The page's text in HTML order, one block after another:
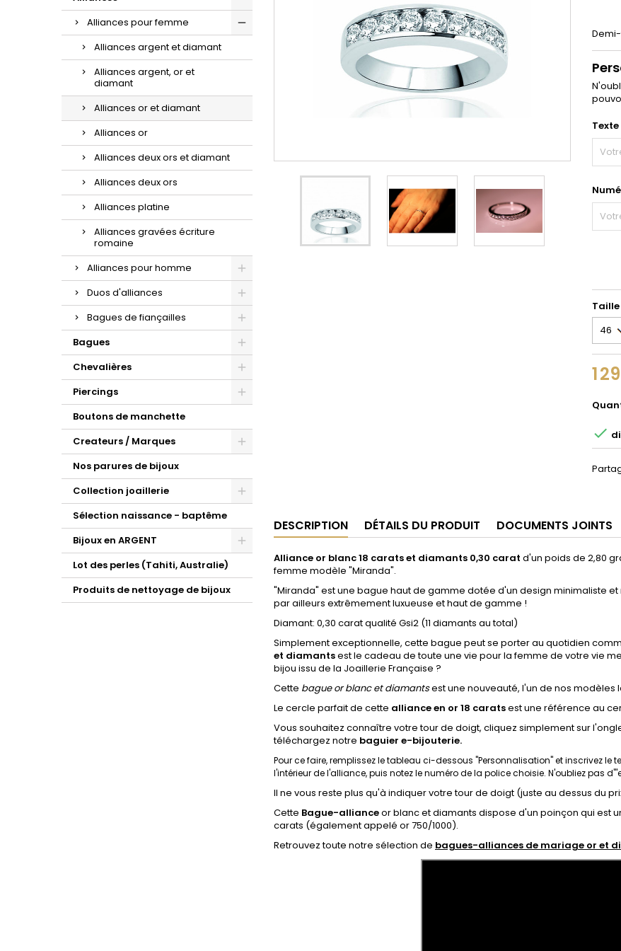
d'oreilles or et zirconium.
la sublime maille gourmette.
croix à porter au quotidien.
Alliances pour femme
Alliances argent et diamant
Alliances argent, or et
diamant
Alliances or et diamant
Alliances or
Alliances deux ors et diamant
Alliances deux ors
Alliances platine
Alliances gravées écriture
romaine
Alliances pour homme
Duos d'alliances
Bagues de fiançailles
Bagues
Chevalières
Piercings
Boutons de manchette
Createurs / Marques
Nos parures de bijoux
Collection joaillerie
Sélection naissance - baptême
Bijoux en ARGENT
Lot des perles (Tahiti, Australie)
Produits de nettoyage de bijoux
Taille
1

DESCRIPTION DÉTAILS DU PRODUIT DOCUMENTS JOINTS
Alliance or blanc 18 carats et diamants 0,30 carat d'un poids de 2,80
femme modèle "Miranda".
"Miranda" est une bague haut de gamme dotée d'un design minimaliste
par ailleurs extrêmement luxueuse et haut de gamme !
Diamant: 0,30 caratqualité Gsi2 (11 diamants au total)
Simplement exceptionnelle, cette bague peut se porter au quotidien
et diamantsest le cadeau de toute une vie pour la femme de votre vie
bijou issu de la Joaillerie Française ?
Cette bague or blanc et diamantsest une nouveauté, l'un de nos modèles
Le cercle parfait de cette alliance en or 18 caratsest une référence au
Vous souhaitez connaître votre tour de doigt, cliquez simplement sur
téléchargez notre baguier e-bijouterie.
Pour ce faire, remplissez le tableau ci-dessous "Personnalisation"et inscrivez le
l'intérieur de l'alliance, puis notez le numéro de la police choisie. N'oubliez pas
Il ne vous reste plus qu'à indiquer votre tour de doigt (juste au dessus du
Cette Bague-allianceor blanc et diamants dispose d'un poinçon qui est
carats (également appelé or 750/1000).
Retrouvez toute notre sélection de bagues-alliances de mariage or et